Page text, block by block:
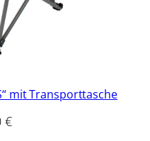
mit Transporttasche
€